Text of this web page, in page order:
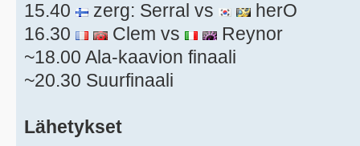
15.40
zerg: Serral vs
herO
16.30
Clem vs
Reynor
~18.00 Ala-kaavion finaali
~20.30 Suurfinaali
Lähetykset